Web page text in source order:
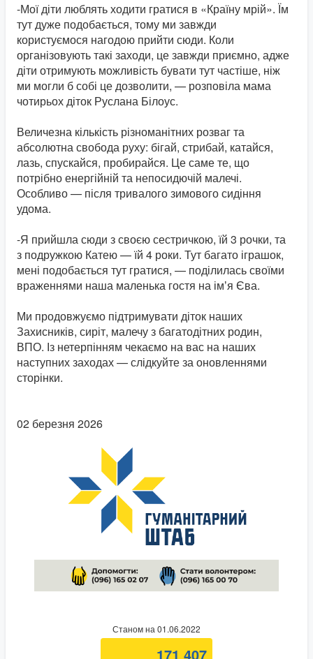
-Мої діти люблять ходити гратися в «Країну мрій». Їм
тут дуже подобається, тому ми завжди
користуємося нагодою прийти сюди. Коли
організовують такі заходи, це завжди приємно, адже
діти отримують можливість бувати тут частіше, ніж
ми могли б собі це дозволити, — розповіла мама
чотирьох діток Руслана Білоус.
Величезна кількість різноманітних розваг та
абсолютна свобода руху: бігай, стрибай, катайся,
лазь, спускайся, пробирайся. Це саме те, що
потрібно енергійній та непосидючій малечі.
Особливо — після тривалого зимового сидіння
удома.
-Я прийшла сюди з своєю сестричкою, їй 3 рочки, та
з подружкою Катею — їй 4 роки. Тут багато іграшок,
мені подобається тут гратися, — поділилась своїми
враженнями наша маленька гостя на імʼя Єва.
Ми продовжуємо підтримувати діток наших
Захисників, сиріт, малечу з багатодітних родин,
ВПО. Із нетерпінням чекаємо на вас на наших
наступних заходах — слідкуйте за оновленнями
сторінки.
02 березня 2026
Станом на 01.06.2022
171 407